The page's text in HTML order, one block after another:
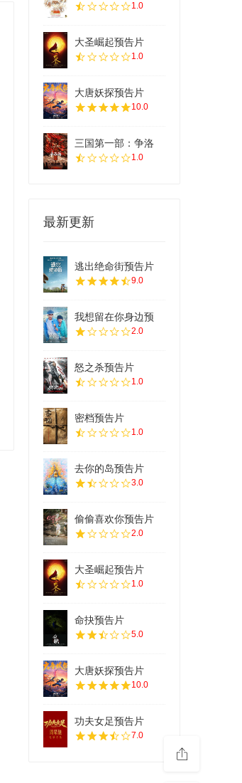
1.0
大圣崛起预告片
1.0
大唐妖探预告片
10.0
三国第一部：争洛
1.0
最新更新
逃出绝命街预告片
9.0
我想留在你身边预
2.0
怒之杀预告片
1.0
密档预告片
1.0
去你的岛预告片
3.0
偷偷喜欢你预告片
2.0
大圣崛起预告片
1.0
命抉预告片
5.0
大唐妖探预告片
10.0
功夫女足预告片
7.0